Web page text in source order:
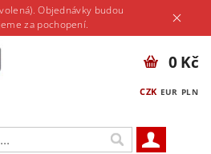
Objednávky budou
za pochopení.
CZK EUR PLN
0 Kč